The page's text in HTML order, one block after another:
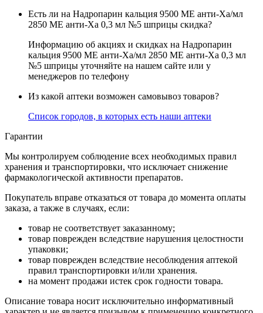
Есть ли на Надропарин кальция 9500 МЕ анти-Ха/мл
2850 МЕ анти-Ха 0,3 мл №5 шприцы скидка?
Информацию об акциях и скидках на Надропарин
кальция 9500 МЕ анти-Ха/мл 2850 МЕ анти-Ха 0,3 мл
№5 шприцы уточняйте на нашем сайте или у
менеджеров по телефону
Из какой аптеки возможен самовывоз товаров?
Список городов, в которых есть наши аптеки
Гарантии
Мы контролируем соблюдение всех необходимых правил
хранения и транспортировки, что исключает снижение
фармакологической активности препаратов.
Покупатель вправе отказаться от товара до момента оплаты
заказа, а также в случаях, если:
товар не соответствует заказанному;
товар поврежден вследствие нарушения целостности
упаковки;
товар поврежден вследствие несоблюдения аптекой
правил транспортировки и/или хранения.
на момент продажи истек срок годности товара.
Описание товара носит исключительно информативный